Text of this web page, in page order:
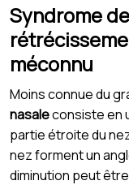
Syndrome
méconnu
Moins connue du
nasaleconsiste en
partie étroite du
nez forment un
diminution peut